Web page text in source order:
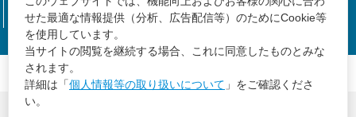
せた最適な情報提供（分析、広告配信等）のためにCookie等
を使用しています。
当サイトの閲覧を継続する場合、これに同意したものとみな
されます。
詳細は「個人情報等の取り扱いについて 」をご確認くださ
い。
JMA公式ホームページ
サイトマップ